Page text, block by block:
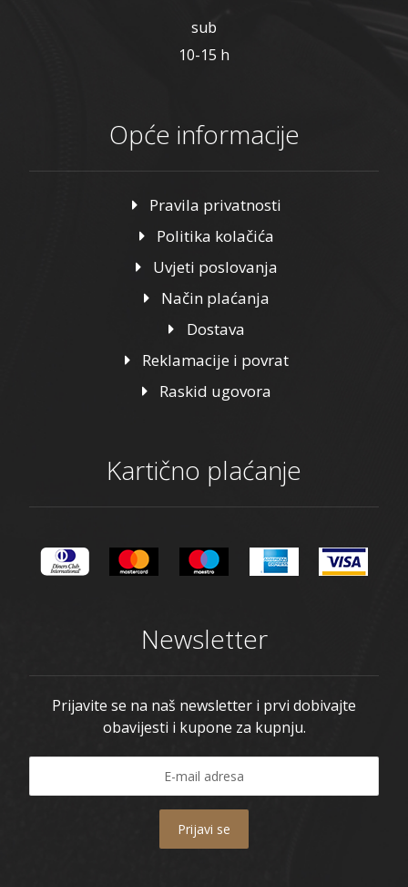
sub
10-15 h
Opće informacije
Pravila privatnosti
Politika kolačića
Uvjeti poslovanja
Način plaćanja
Dostava
Reklamacije i povrat
Raskid ugovora
Kartično plaćanje
Newsletter
Prijavite se na naš newsletter i prvi dobivajte
obavijesti i kupone za kupnju.
Prijavi se